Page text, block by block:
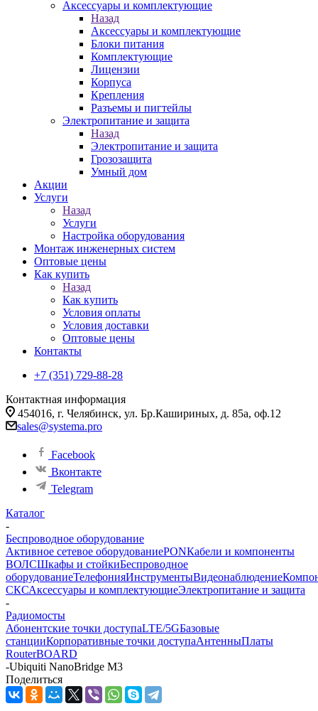
Аксессуары и комплектующие
Назад
Аксессуары и комплектующие
Блоки питания
Комплектующие
Лицензии
Корпуса
Крепления
Разъемы и пигтейлы
Электропитание и защита
Назад
Электропитание и защита
Грозозащита
Умный дом
Акции
Услуги
Назад
Услуги
Настройка оборудования
Монтаж инженерных систем
Оптовые цены
Как купить
Назад
Как купить
Условия оплаты
Условия доставки
Оптовые цены
Контакты
+7 (351) 729-88-28
Контактная информация
454016, г. Челябинск, ул. Бр.Кашириных, д. 85а, оф.12
sales@systema.pro
Facebook
Вконтакте
Telegram
Каталог
-
Беспроводное оборудование
Активное сетевое оборудованиеPONКабели и компоненты
ВОЛСШкафы и стойкиБеспроводное
оборудованиеТелефонияИнструментыВидеонаблюдение
СКСАксессуары и комплектующиеЭлектропитание и защита
-
Радиомосты
Абонентские точки доступаLTE/5GБазовые
станцииКорпоративные точки доступаАнтенныПлаты
RouterBOARD
-Ubiquiti NanoBridge M3
Поделиться